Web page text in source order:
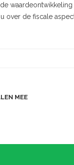
over de fiscale
MEE